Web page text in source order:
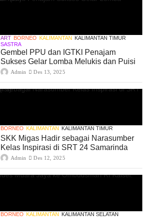
ART BORNEO KALIMANTAN KALIMANTAN TIMUR
SASTRA
Gembel PPU dan IGTKI Penajam
Sukses Gelar Lomba Melukis dan Puisi
Admin Des 13, 2025
BORNEO KALIMANTAN KALIMANTAN TIMUR
SKK Migas Hadir sebagai Narasumber
Kelas Inspirasi di SRT 24 Samarinda
Admin Des 12, 2025
BORNEO KALIMANTAN KALIMANTAN SELATAN